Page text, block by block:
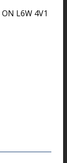
ON L6W 4V1